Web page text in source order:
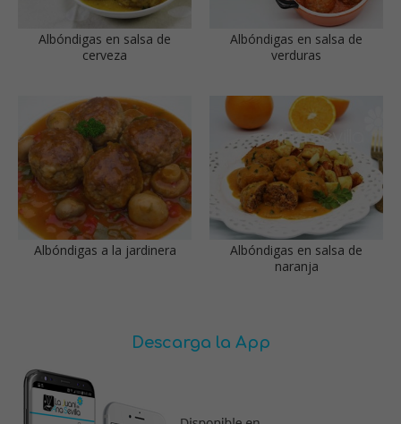
Albóndigas en salsa de
cerveza
Albóndigas en salsa de
verduras
Albóndigas a la jardinera
Albóndigas en salsa de
naranja
Descarga la App